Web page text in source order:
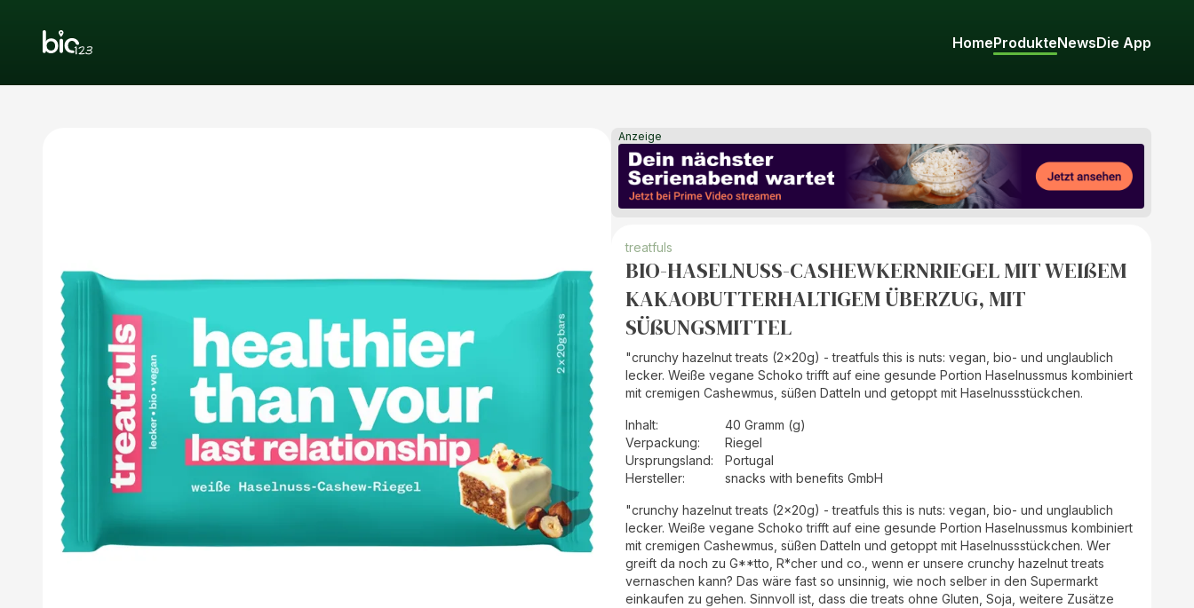
HomeProdukteNewsDie App
Anzeige
treatfuls
BIO-HASELNUSS-CASHEWKERNRIEGEL MIT WEIßEM
KAKAOBUTTERHALTIGEM ÜBERZUG, MIT
SÜßUNGSMITTEL
"crunchy hazelnut treats (2x20g) - treatfuls this is nuts: vegan, bio- und unglaublich
lecker. Weiße vegane Schoko trifft auf eine gesunde Portion Haselnussmus kombiniert
mit cremigen Cashewmus, süßen Datteln und getoppt mit Haselnussstückchen.
Inhalt:
40 Gramm (g)
Verpackung:
Riegel
Ursprungsland:
Portugal
Hersteller: snacks with benefits GmbH
"crunchy hazelnut treats (2x20g) - treatfuls this is nuts: vegan, bio- und unglaublich
lecker. Weiße vegane Schoko trifft auf eine gesunde Portion Haselnussmus kombiniert
mit cremigen Cashewmus, süßen Datteln und getoppt mit Haselnussstückchen. Wer
greift da noch zu G**tto, R*cher und co., wenn er unsere crunchy hazelnut treats
vernaschen kann? Das wäre fast so unsinnig, wie noch selber in den Supermarkt
einkaufen zu gehen. Sinnvoll ist, dass die treats ohne Gluten, Soja, weitere Zusätze